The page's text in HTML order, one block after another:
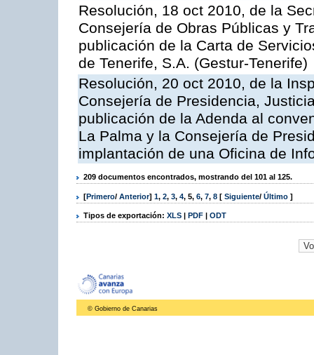
Resolución, 18 oct 2010, de la
Consejería de Obras Públicas y
publicación de la Carta de
de Tenerife, S.A. (Gestur-Tenerife)
Resolución, 20 oct 2010, de la
Consejería de Presidencia,
publicación de la Adenda al
La Palma y la Consejería de
implantación de una Oficina de
209 documentos encontrados, mostrando del 101 al 125.
[Primero/ Anterior] 1, 2, 3, 4, 5, 6, 7, 8 [ Siguiente/ Último ]
Tipos de exportación: XLS | PDF | ODT
© Gobierno de Canarias